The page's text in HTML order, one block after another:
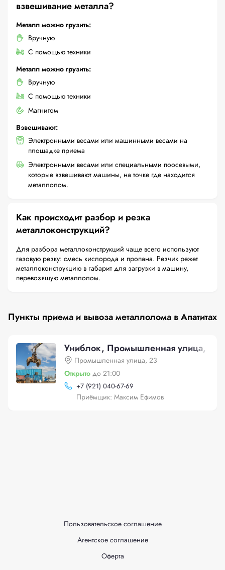
взвешивание металла?
Металл можно грузить:
Вручную
С помощью техники
Металл можно грузить:
Вручную
С помощью техники
Магнитом
Взвешивают:
Электронными весами или машинными весами на
площадке приема
Электронными весами или специальными поосевыми,
которые взвешивают машины, на точке где находится
металлолом.
Как происходит разбор и резка
металлоконструкций?
Для разбора металлоконструкций чаще всего используют
газовую резку: смесь кислорода и пропана. Резчик режет
металлоконструкцию в габарит для загрузки в машину,
перевозящую металлолом.
Пункты приема и вывоза металлолома в Апатитах
Униблок, Промышленная улица, 23
Промышленная улица, 23
Открыто до 21:00
+7 (921) 040-67-69
Приёмщик: Максим Ефимов
Пользовательское соглашение
Агентское соглашение
Оферта